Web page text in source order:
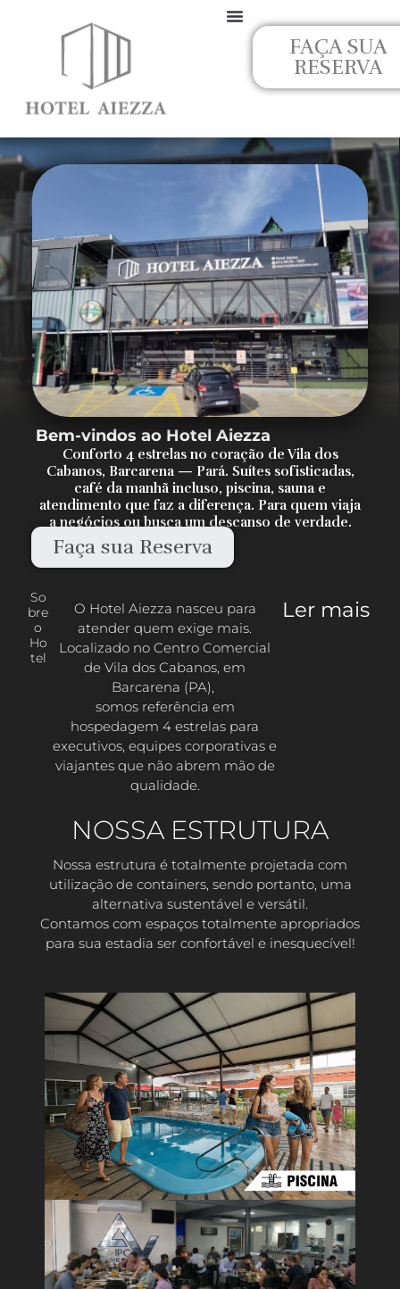
FAÇA SUA
RESERVA
Bem-vindos ao Hotel Aiezza
Conforto 4 estrelas no coração de Vila dos
Cabanos, Barcarena — Pará. Suítes sofisticadas,
café da manhã incluso, piscina, sauna e
atendimento que faz a diferença. Para quem viaja
a negócios ou busca um descanso de verdade.
Faça sua Reserva
So
bre
o
Ho
tel
O Hotel Aiezza nasceu para
atender quem exige mais.
Localizado no Centro Comercial
de Vila dos Cabanos, em
Barcarena (PA),
somos referência em
hospedagem 4 estrelas para
executivos, equipes corporativas e
viajantes que não abrem mão de
qualidade.
Ler mais
NOSSA ESTRUTURA
Nossa estrutura é totalmente projetada com
utilização de containers, sendo portanto, uma
alternativa sustentável e versátil.
Contamos com espaços totalmente apropriados
para sua estadia ser confortável e inesquecível!